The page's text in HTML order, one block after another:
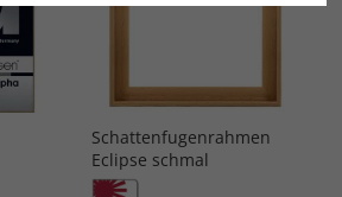
Schattenfugenrahmen
Eclipse schmal